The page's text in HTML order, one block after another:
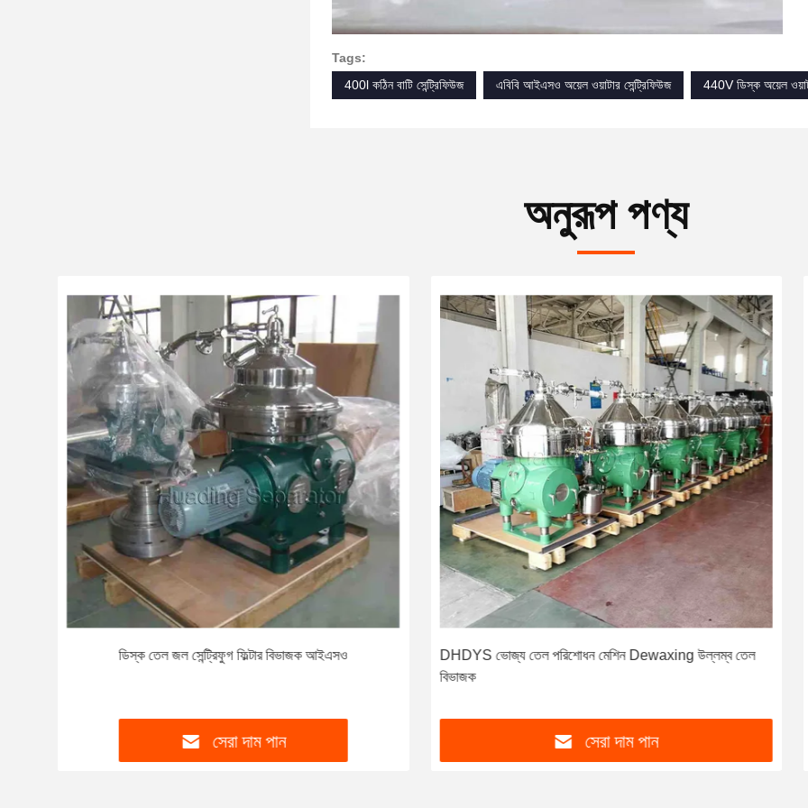
Tags:
400l কঠিন বাটি সেন্ট্রিফিউজ
এবিবি আইএসও অয়েল ওয়াটার সেন্ট্রিফিউজ 440V ডিস্ক অয়েল
অনুরূপ পণ্য
ডিস্ক তেল জল সেন্ট্রিফুগ ফিল্টার বিভাজক আইএসও
সেরা দাম পান
DHDYS ভোজ্য তেল পরিশোধন মেশিন Dewaxing উল্লম্ব তেল
বিভাজক
সেরা দাম পান